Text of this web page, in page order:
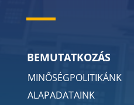
BEMUTATKOZÁS
MINŐSÉGPOLITIKÁNK
ALAPADATAINK